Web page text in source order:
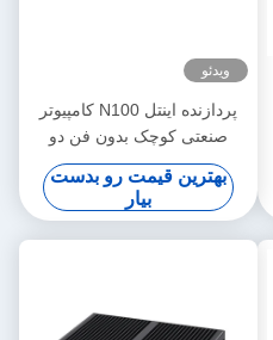
ویدئو
پردازنده اینتل N100 کامپیوتر
صنعتی کوچک بدون فن دو
COM DDR4 رم 4LAN
بهترین قیمت رو بدست
بیار